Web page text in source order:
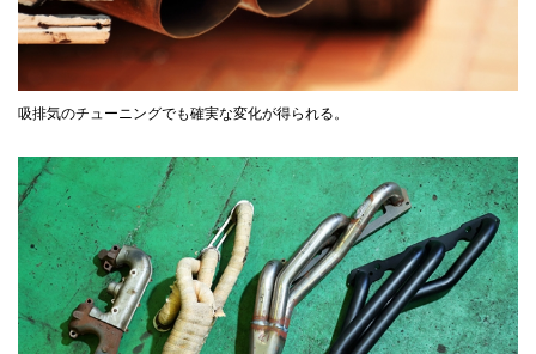
吸排気のチューニングでも確実な変化が得られる。